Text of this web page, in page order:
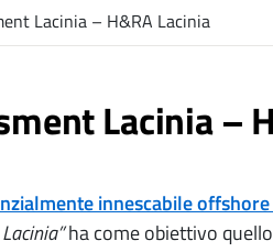
Lacinia – H&RA Lacinia
Lacinia –
innescabile offshore
ha come obiettivo